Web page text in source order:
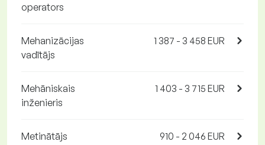
operators
Mehanizācijas
vadītājs
1 387 - 3 458 EUR
Mehāniskais
inženieris
1 403 - 3 715 EUR
Metinātājs 910 - 2 046 EUR